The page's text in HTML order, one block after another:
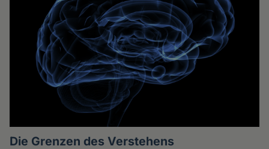
Die Grenzen des Verstehens